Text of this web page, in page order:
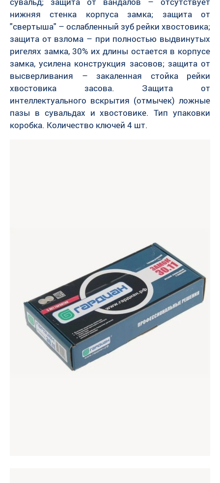
нижняя стенка корпуса замка; защита от
"свертыша" – ослабленный зуб рейки хвостовика;
защита от взлома – при полностью выдвинутых
ригелях замка, 30% их длины остается в корпусе
замка, усилена конструкция засовов; защита от
высверливания – закаленная стойка рейки
хвостовика засова. Защита от
интеллектуального вскрытия (отмычек) ложные
пазы в сувальдах и хвостовике. Тип упаковки
коробка. Количество ключей 4 шт.